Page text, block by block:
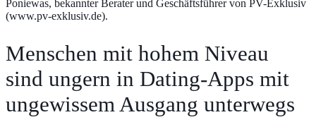
Poniewas, bekannter Berater und Geschäftsführer von PV-Exklusiv
(www.pv-exklusiv.de).
Menschen mit hohem Niveau
sind ungern in Dating-Apps mit
ungewissem Ausgang unterwegs